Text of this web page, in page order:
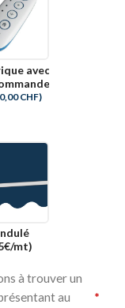
avec
CHF)
mt)
à trouver un
au
*